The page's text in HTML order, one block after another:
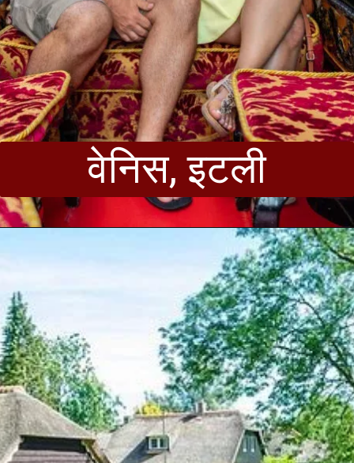
वेनिस, इटली